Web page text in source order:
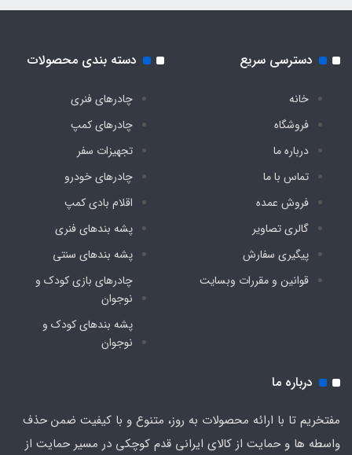
ابریشم
دسترسی سریع
خانه
فروشگاه
درباره ما
تماس با ما
فروش عمده
گالری تصاویر
پیگیری سفارش
قوانین و مقررات وبسایت
دسته بندی محصولات
چادرهای فنری
چادرهای کمپ
تجهیزات سفر
چادرهای خودرو
اقلام بادی کمپ
پشه‌ بندهای فنری
پشه‌ بندهای سنتی
چادرهای بازی کودک و
نوجوان
پشه‌ بندهای کودک و
نوجوان
درباره ما
مفتخریم تا با ارائه محصولات به روز، متنوع و با کیفیت ضمن حذف
واسطه ها و حمایت از کالای ایرانی قدم کوچکی در مسیر حمایت از